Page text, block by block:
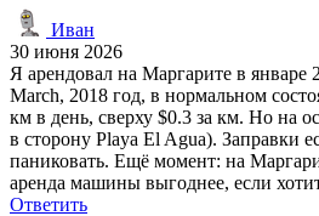
Иван
30 июня 2026
Я арендовал на Маргарите в
March, 2018 год, в нормальном
км в день, сверху $0.3 за км. Но на
в сторону Playa El Agua). Заправки
паниковать. Ещё момент: на
аренда машины выгоднее, если
Ответить